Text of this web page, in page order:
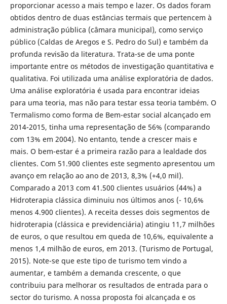
proporcionar acesso a mais tempo e lazer. Os dados foram
obtidos dentro de duas estâncias termais que pertencem à
administração pública (câmara municipal), como serviço
público (Caldas de Aregos e S. Pedro do Sul) e também da
profunda revisão da literatura. Trata-se de uma ponte
importante entre os métodos de investigação quantitativa e
qualitativa. Foi utilizada uma análise exploratória de dados.
Uma análise exploratória é usada para encontrar ideias
para uma teoria, mas não para testar essa teoria também. O
Termalismo como forma de Bem-estar social alcançado em
2014-2015, tinha uma representação de 56% (comparando
com 13% em 2004). No entanto, tende a crescer mais e
mais. O bem-estar é a primeira razão para a lealdade dos
clientes. Com 51.900 clientes este segmento apresentou um
avanço em relação ao ano de 2013, 8,3% (+4,0 mil).
Comparado a 2013 com 41.500 clientes usuários (44%) a
Hidroterapia clássica diminuiu nos últimos anos (- 10,6%
menos 4.900 clientes). A receita desses dois segmentos de
hidroterapia (clássica e previdenciária) atingiu 11,7 milhões
de euros, o que resultou em queda de 10,6%, equivalente a
menos 1,4 milhão de euros, em 2013. (Turismo de Portugal,
2015). Note-se que este tipo de turismo tem vindo a
aumentar, e também a demanda crescente, o que
contribuiu para melhorar os resultados de entrada para o
sector do turismo. A nossa proposta foi alcançada e os